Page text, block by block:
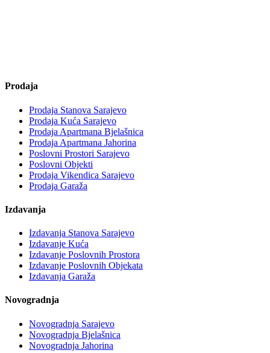
Prodaja
Prodaja Stanova Sarajevo
Prodaja Kuća Sarajevo
Prodaja Apartmana Bjelašnica
Prodaja Apartmana Jahorina
Poslovni Prostori Sarajevo
Poslovni Objekti
Prodaja Vikendica Sarajevo
Prodaja Garaža
Izdavanja
Izdavanja Stanova Sarajevo
Izdavanje Kuća
Izdavanje Poslovnih Prostora
Izdavanje Poslovnih Objekata
Izdavanja Garaža
Novogradnja
Novogradnja Sarajevo
Novogradnja Bjelašnica
Novogradnja Jahorina